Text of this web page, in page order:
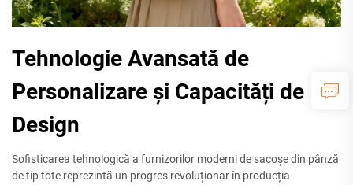
Tehnologie Avansată de
Personalizare și Capacități de
Design
Sofisticarea tehnologică a furnizorilor moderni de sacoșe din pânză
de tip tote reprezintă un progres revoluționar în producția